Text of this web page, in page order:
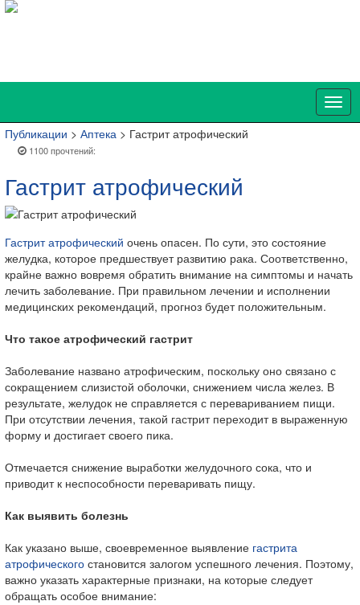
Публикации > Аптека > Гастрит атрофический
1100 прочтений:
Гастрит атрофический
Гастрит атрофический очень опасен. По сути, это состояние
желудка, которое предшествует развитию рака. Соответственно,
крайне важно вовремя обратить внимание на симптомы и начать
лечить заболевание. При правильном лечении и исполнении
медицинских рекомендаций, прогноз будет положительным.
Что такое атрофический гастрит
Заболевание названо атрофическим, поскольку оно связано с
сокращением слизистой оболочки, снижением числа желез. В
результате, желудок не справляется с перевариванием пищи.
При отсутствии лечения, такой гастрит переходит в выраженную
форму и достигает своего пика.
Отмечается снижение выработки желудочного сока, что и
приводит к неспособности переваривать пищу.
Как выявить болезнь
Как указано выше, своевременное выявление гастрита
атрофического становится залогом успешного лечения. Поэтому,
важно указать характерные признаки, на которые следует
обращать особое внимание: